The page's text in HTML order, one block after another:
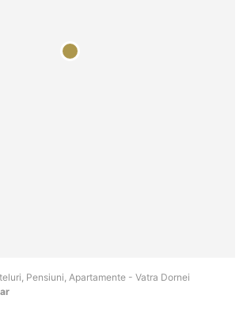
Pensiuni, Apartamente - Vatra Dornei